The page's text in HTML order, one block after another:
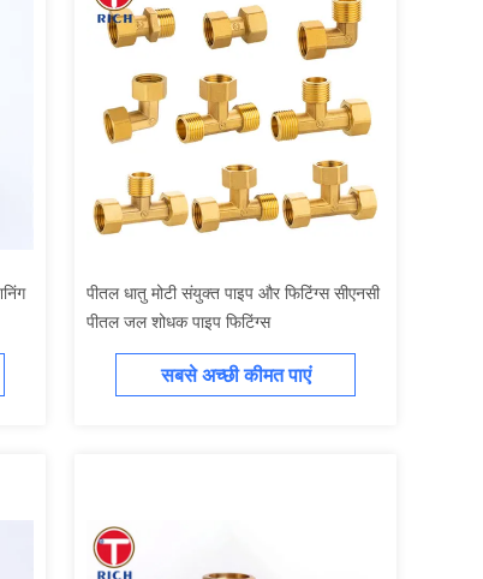
पीतल धातु मोटी संयुक्त पाइप और फिटिंग्स सीएनसी
पीतल जल शोधक पाइप फिटिंग्स
सबसे अच्छी कीमत पाएं